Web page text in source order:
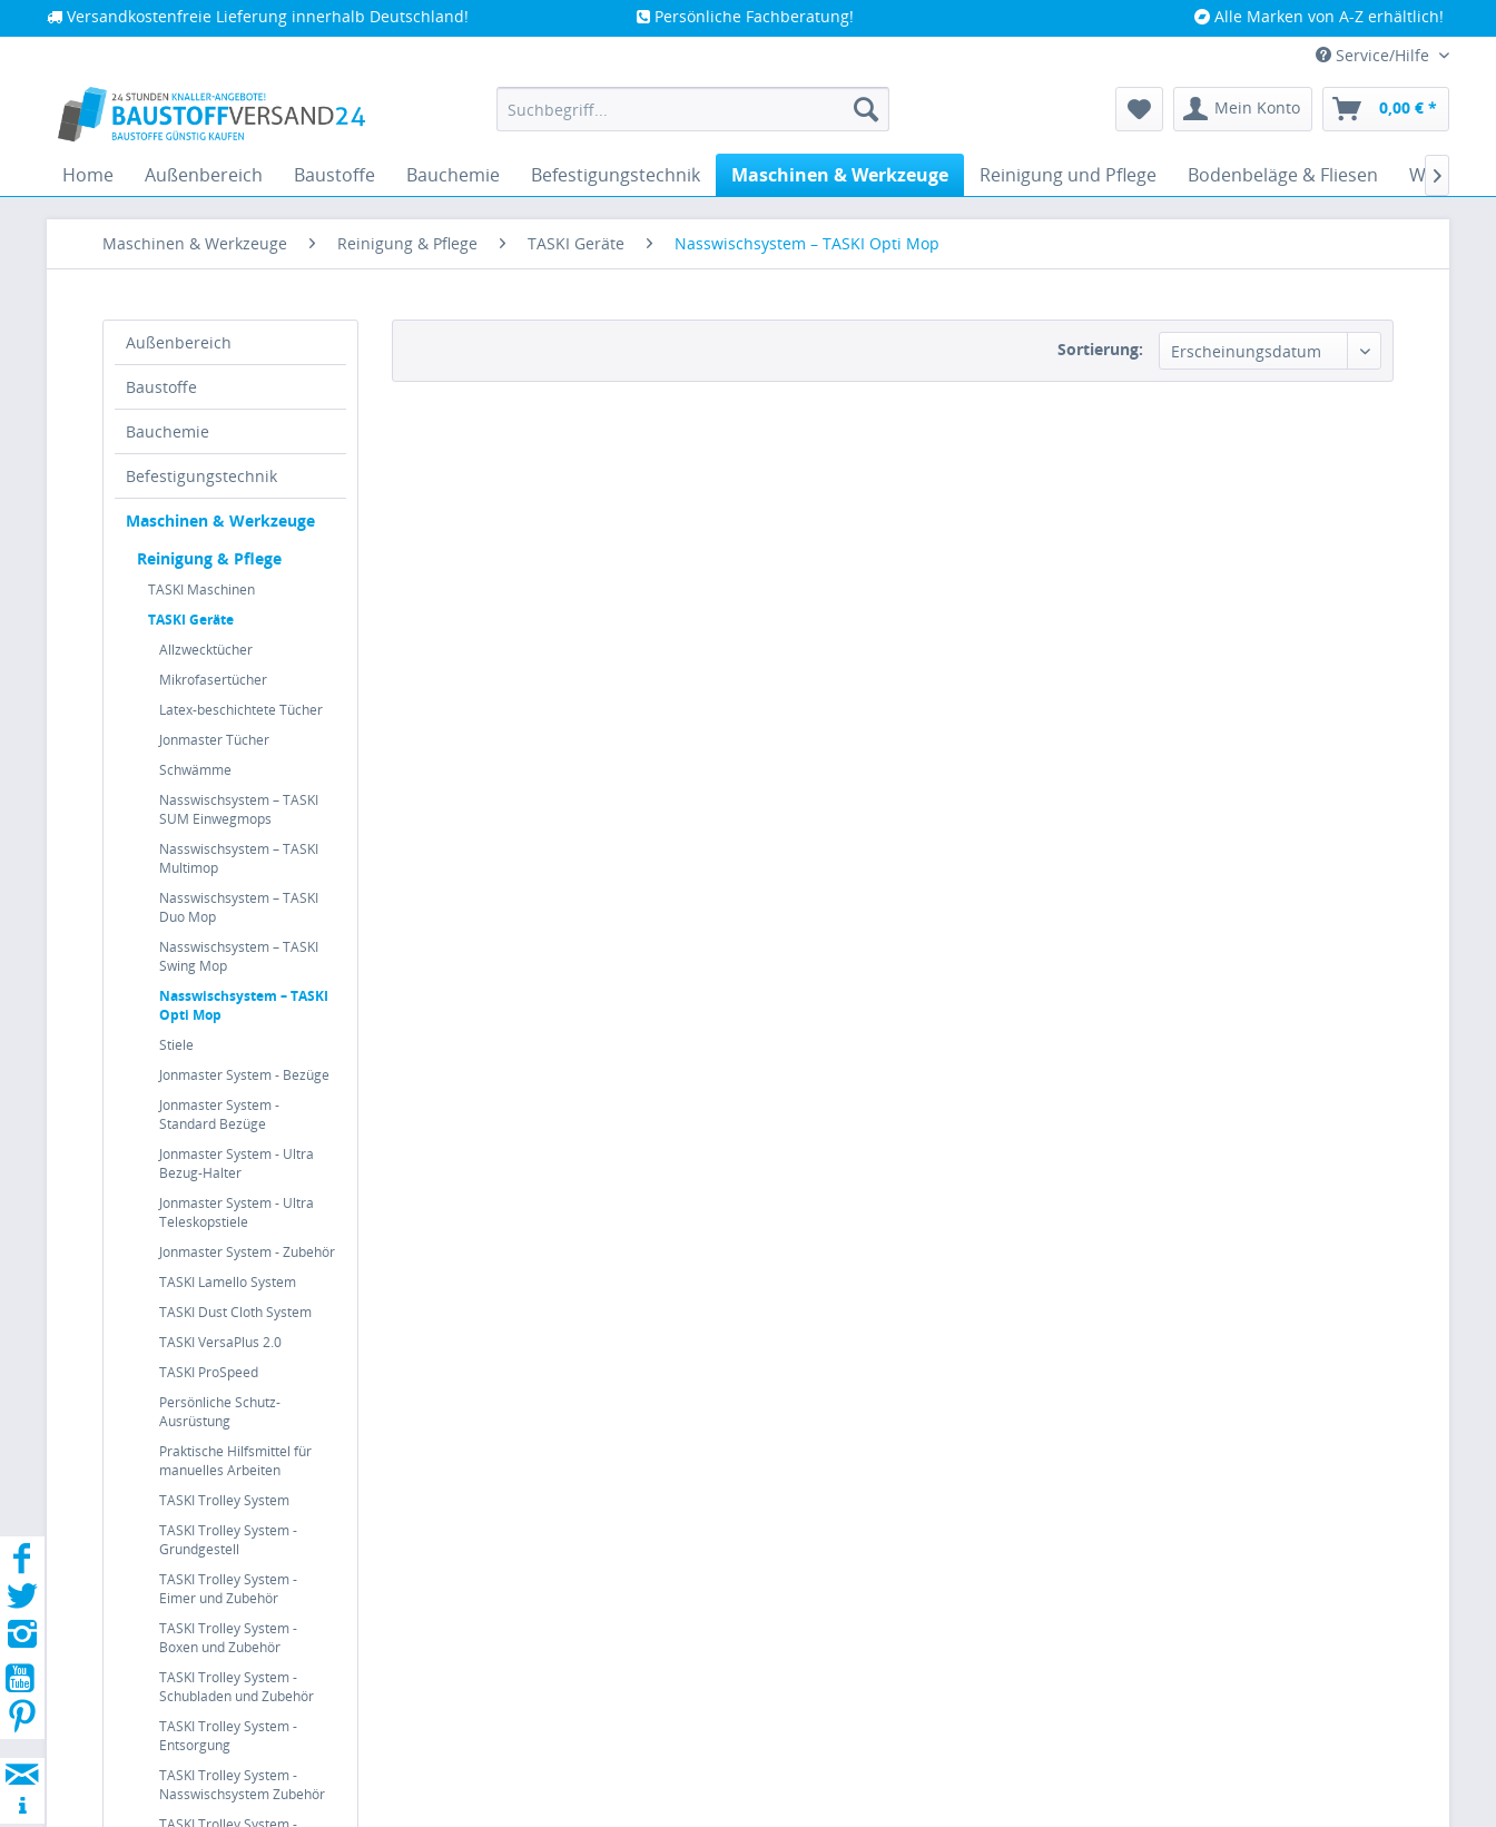
Versandkostenfreie Lieferung innerhalb Deutschland! Persönliche Fachberatung!
Alle Marken von A-Z erhältlich!
Service/Hilfe
Mein Konto 0,00 € *
Home Außenbereich Baustoffe Bauchemie Befestigungstechnik Maschinen & Werkzeuge Reinigung und Pflege Bodenbeläge & Fliesen 
Maschinen & Werkzeuge Reinigung & Pflege TASKI Geräte Nasswischsystem – TASKI Opti Mop
Außenbereich
Baustoffe
Bauchemie
Befestigungstechnik
Maschinen & Werkzeuge
Reinigung & Pflege
TASKI Maschinen
TASKI Geräte
Allzwecktücher
Mikrofasertücher
Latex-beschichtete Tücher
Jonmaster Tücher
Schwämme
Nasswischsystem – TASKI
SUM Einwegmops
Nasswischsystem – TASKI
Multimop
Nasswischsystem – TASKI
Duo Mop
Nasswischsystem – TASKI
Swing Mop
Nasswischsystem – TASKI
Opti Mop
Stiele
Jonmaster System - Bezüge
Jonmaster System -
Standard Bezüge
Jonmaster System - Ultra
Bezug-Halter
Jonmaster System - Ultra
Teleskopstiele
Jonmaster System - Zubehör
TASKI Lamello System
TASKI Dust Cloth System
TASKI VersaPlus 2.0
TASKI ProSpeed
Persönliche Schutz-
Ausrüstung
Praktische Hilfsmittel für
manuelles Arbeiten
TASKI Trolley System
TASKI Trolley System -
Grundgestell
TASKI Trolley System -
Eimer und Zubehör
TASKI Trolley System -
Boxen und Zubehör
TASKI Trolley System -
Schubladen und Zubehör
TASKI Trolley System -
Entsorgung
TASKI Trolley System -
Nasswischsystem Zubehör
Sortierung: